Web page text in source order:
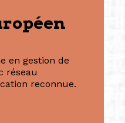
en gestion de
réseau
reconnue.